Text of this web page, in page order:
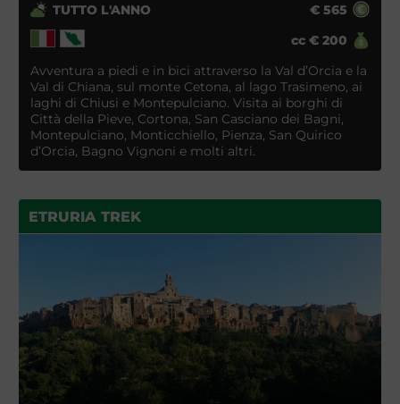
TUTTO L'ANNO
€ 565
cc € 200
Avventura a piedi e in bici attraverso la Val d’Orcia e la
Val di Chiana, sul monte Cetona, al lago Trasimeno, ai
laghi di Chiusi e Montepulciano. Visita ai borghi di
Città della Pieve, Cortona, San Casciano dei Bagni,
Montepulciano, Monticchiello, Pienza, San Quirico
d’Orcia, Bagno Vignoni e molti altri.
ETRURIA TREK